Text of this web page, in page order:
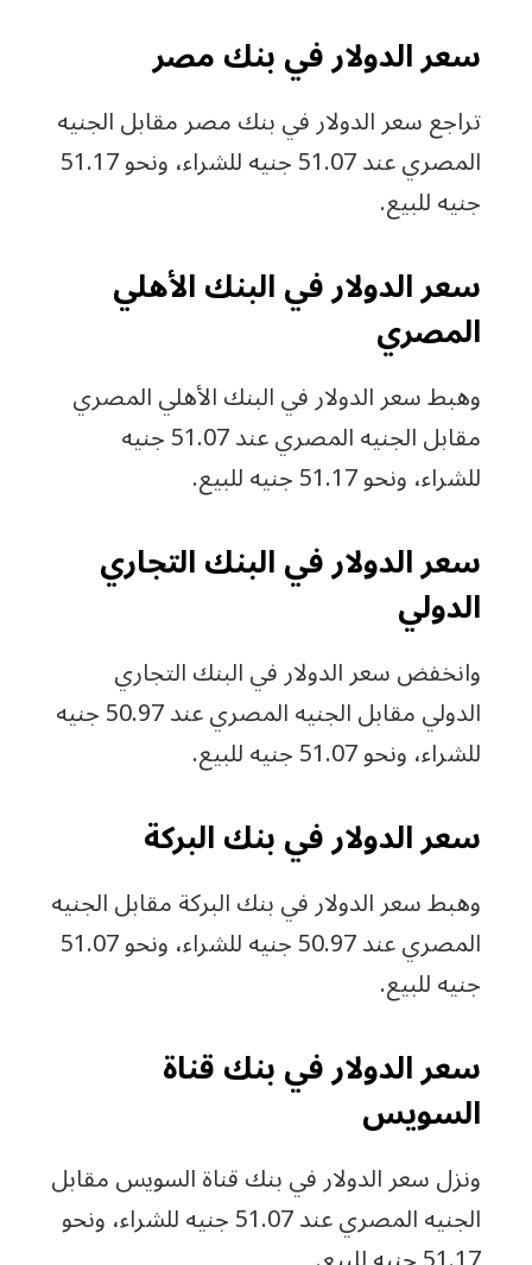
سعر الدولار في بنك مصر
تراجع سعر الدولار في بنك مصر مقابل الجنيه
المصري عند 51.07 جنيه للشراء، ونحو 51.17
جنيه للبيع.
سعر الدولار في البنك الأهلي
المصري
وهبط سعر الدولار في البنك الأهلي المصري
مقابل الجنيه المصري عند 51.07 جنيه
للشراء، ونحو 51.17 جنيه للبيع.
سعر الدولار في البنك التجاري
الدولي
وانخفض سعر الدولار في البنك التجاري
الدولي مقابل الجنيه المصري عند 50.97 جنيه
للشراء، ونحو 51.07 جنيه للبيع.
سعر الدولار في بنك البركة
وهبط سعر الدولار في بنك البركة مقابل الجنيه
المصري عند 50.97 جنيه للشراء، ونحو 51.07
جنيه للبيع.
سعر الدولار في بنك قناة
السويس
ونزل سعر الدولار في بنك قناة السويس مقابل
الجنيه المصري عند 51.07 جنيه للشراء، ونحو